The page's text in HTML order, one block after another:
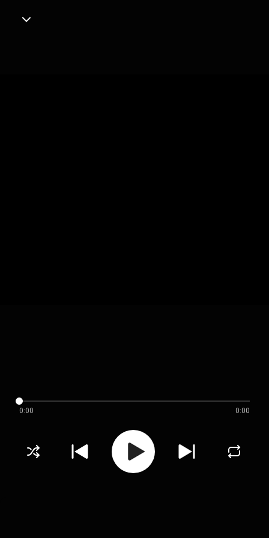
0:00 0:00